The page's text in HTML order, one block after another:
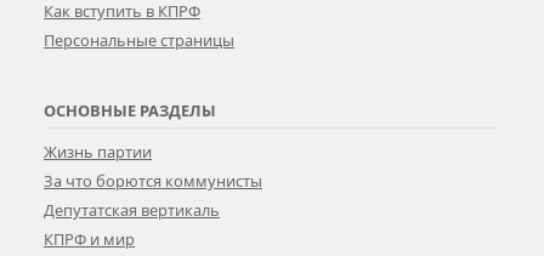
Как вступить в КПРФ
Персональные страницы
ОСНОВНЫЕ РАЗДЕЛЫ
Жизнь партии
За что борются коммунисты
Депутатская вертикаль
КПРФ и мир